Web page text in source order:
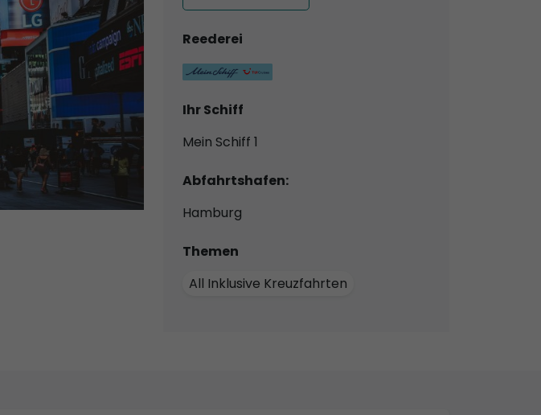
Reederei
Ihr Schiff
Mein Schiff 1
Abfahrtshafen:
Hamburg
Themen
All Inklusive Kreuzfahrten